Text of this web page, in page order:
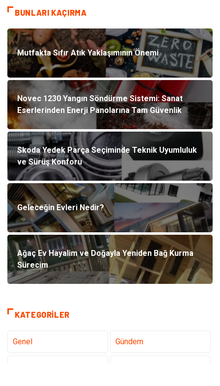
BUNLARI KAÇIRMA
Mutfakta Sıfır Atık Yaklaşımının Önemi
Novec 1230 Yangın Söndürme Sistemi: Sanat
Eserlerinden Enerji Panolarına Tam Güvenlik
Skoda Yedek Parça Seçiminde Teknik Uyumluluk
ve Sürüş Konforu
Geleceğin Evleri Nedir?
Ağaç Ev Hayalim ve Doğayla Yeniden Bağ Kurma
Sürecim
KATEGORILER
Genel Gündem